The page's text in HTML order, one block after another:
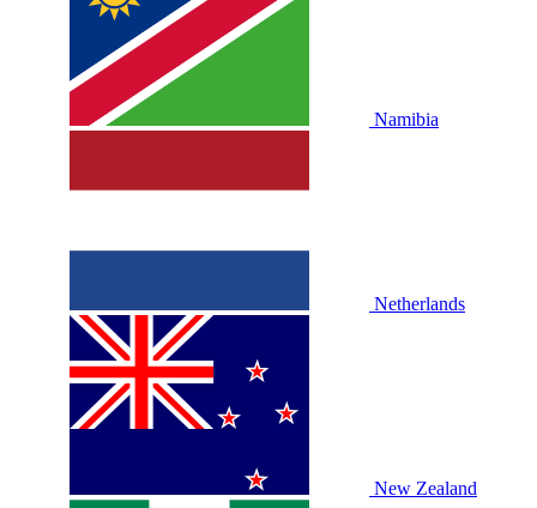
Namibia
Netherlands
New Zealand